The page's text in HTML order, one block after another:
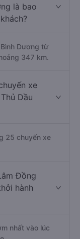
là bao
Dương từ
347 km.
xe
Dầu
25 chuyến xe
Đồng
hành
nhất vào lúc